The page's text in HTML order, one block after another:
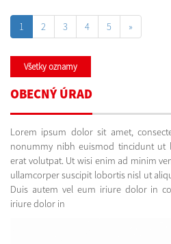
1 2 3 4 5 »
Všetky oznamy
OBECNÝ ÚRAD
Lorem ipsum dolor sit amet,
nonummy nibh euismod tincidunt ut
erat volutpat. Ut wisi enim ad minim
ullamcorper suscipit lobortis nisl ut
Duis autem vel eum iriure dolor in
iriure dolor in